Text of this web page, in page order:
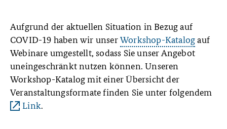
Aufgrund der aktuellen Situation in Bezug auf
COVID-19 haben wir unserWorkshop-Katalogauf
Webinare umgestellt, sodass Sie unser Angebot
uneingeschränkt nutzen können. Unseren
Workshop-Katalog mit einer Übersicht der
Veranstaltungsformate finden Sie unter folgendem
Link.